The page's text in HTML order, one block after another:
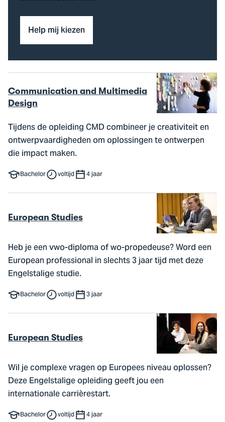
Help mij kiezen
Communication and Multimedia
Design
Tijdens de opleiding CMD combineer je creativiteit en
ontwerpvaardigheden om oplossingen te ontwerpen
die impact maken.
Bachelor voltijd 4 jaar
European Studies
Heb je een vwo-diploma of wo-propedeuse? Word een
European professional in slechts 3 jaar tijd met deze
Engelstalige studie.
Bachelor voltijd 3 jaar
European Studies
Wil je complexe vragen op Europees niveau oplossen?
Deze Engelstalige opleiding geeft jou een
internationale carrièrestart.
Bachelor voltijd 4 jaar